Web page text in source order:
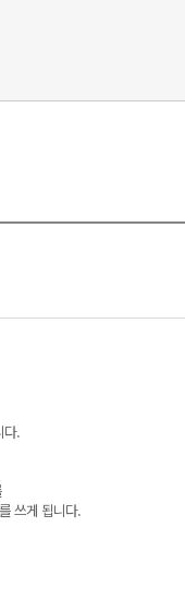
다.
쓰게 됩니다.